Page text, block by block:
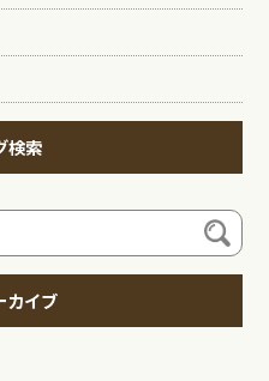
検索
カイブ